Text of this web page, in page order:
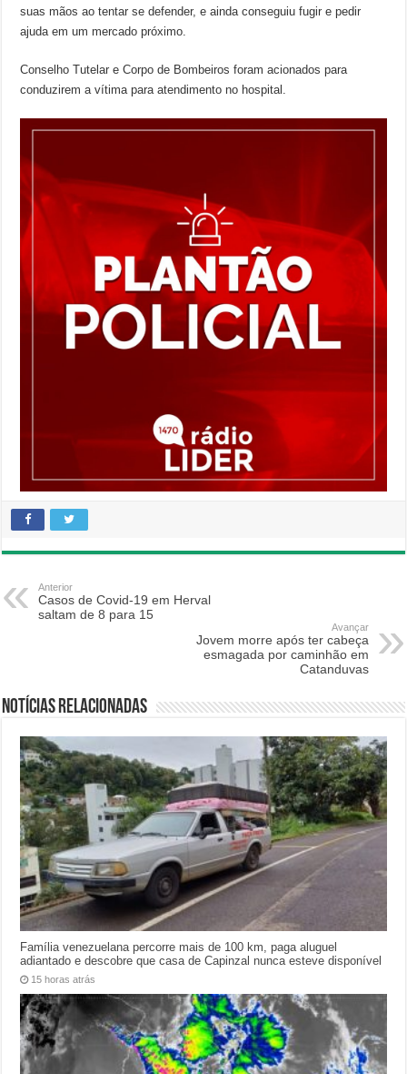
suas mãos ao tentar se defender, e ainda conseguiu fugir e pedir
ajuda em um mercado próximo.
Conselho Tutelar e Corpo de Bombeiros foram acionados para
conduzirem a vítima para atendimento no hospital.
Anterior
Casos de Covid-19 em Herval
saltam de 8 para 15
Avançar
Jovem morre após ter cabeça
esmagada por caminhão em
Catanduvas
Notícias relacionadas
Família venezuelana percorre mais de 100 km, paga aluguel
adiantado e descobre que casa de Capinzal nunca esteve disponível
15 horas atrás